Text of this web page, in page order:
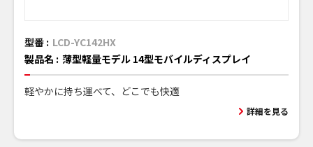
型番 : LCD-YC142HX
製品名 : 薄型軽量モデル 14型モバイルディスプレイ
軽やかに持ち運べて、どこでも快適
詳細を見る